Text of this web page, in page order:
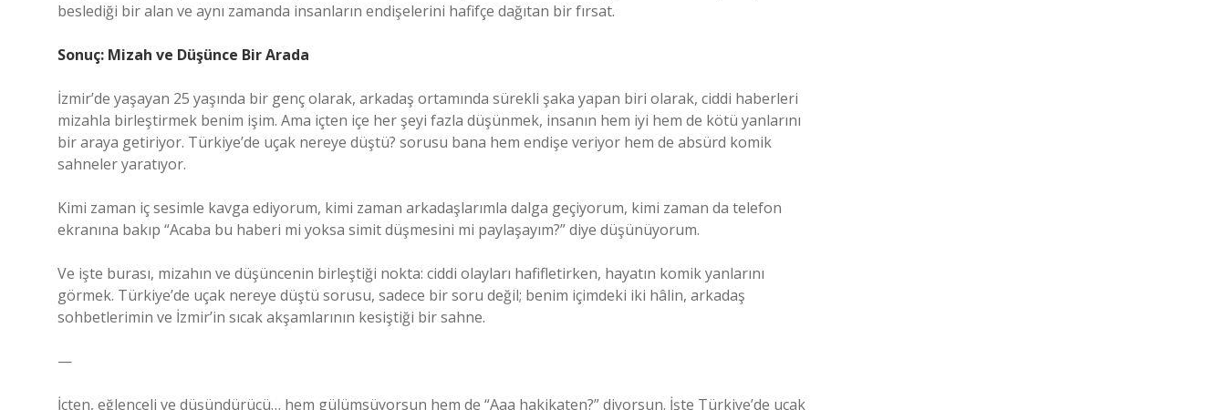
beslediği bir alan ve aynı zamanda insanların endişelerini hafifçe dağıtan bir fırsat.
Sonuç: Mizah ve Düşünce Bir Arada
İzmir’de yaşayan 25 yaşında bir genç olarak, arkadaş ortamında sürekli şaka yapan biri olarak, ciddi haberleri
mizahla birleştirmek benim işim. Ama içten içe her şeyi fazla düşünmek, insanın hem iyi hem de kötü yanlarını
bir araya getiriyor. Türkiye’de uçak nereye düştü? sorusu bana hem endişe veriyor hem de absürd komik
sahneler yaratıyor.
Kimi zaman iç sesimle kavga ediyorum, kimi zaman arkadaşlarımla dalga geçiyorum, kimi zaman da telefon
ekranına bakıp “Acaba bu haberi mi yoksa simit düşmesini mi paylaşayım?” diye düşünüyorum.
Ve işte burası, mizahın ve düşüncenin birleştiği nokta: ciddi olayları hafifletirken, hayatın komik yanlarını
görmek. Türkiye’de uçak nereye düştü sorusu, sadece bir soru değil; benim içimdeki iki hâlin, arkadaş
sohbetlerimin ve İzmir’in sıcak akşamlarının kesiştiği bir sahne.
—
İçten, eğlenceli ve düşündürücü… hem gülümsüyorsun hem de “Aaa hakikaten?” diyorsun. İşte Türkiye’de uçak